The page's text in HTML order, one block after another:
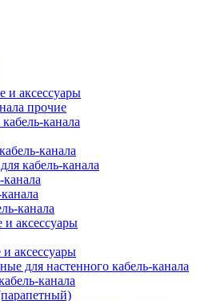
и аксессуары
прочие
канала
канала
кабель-канала
канала
аксессуары
аксессуары
для настенного кабель-канала
канала